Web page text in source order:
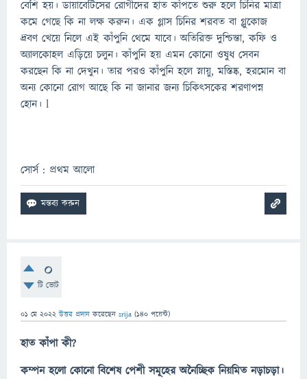
বেশি হয়। ডায়াবেটিসের রোগীদের হাত কাঁপতে শুরু হলে চিনির মাত্রা
কমে গেছে কি না লক্ষ করুন। এক গ্লাস চিনির শরবত বা গ্লুকোজ
দ্রবণ খেয়ে নিলে এই কাঁপুনি থেমে যাবে। অতিরিক্ত দুশ্চিন্তা, কফি ও
অ্যালকোহল এড়িয়ে চলুন। কাঁপুনি হয় এমন কোনো ওষুধ সেবন
করছেন কি না দেখুন। তার পরও কাঁপুনি হলে স্নায়ু, মস্তিষ্ক, হরমোন বা
অন্য কোনো রোগ আছে কি না জানার জন্য চিকিৎসকের শরণাপন্ন
হোন। l
সোর্স : প্রথম আলো
0
টি ভোট
01 মে 2022 উত্তর প্রদান করেছেন srija (140 পয়েন্ট)
হাত কাঁপা কী?
​​​​​কম্পন হলো কোনো বিশেষ পেশী সমূহের অনৈচ্ছিক নিয়মিত নড়াচড়া।